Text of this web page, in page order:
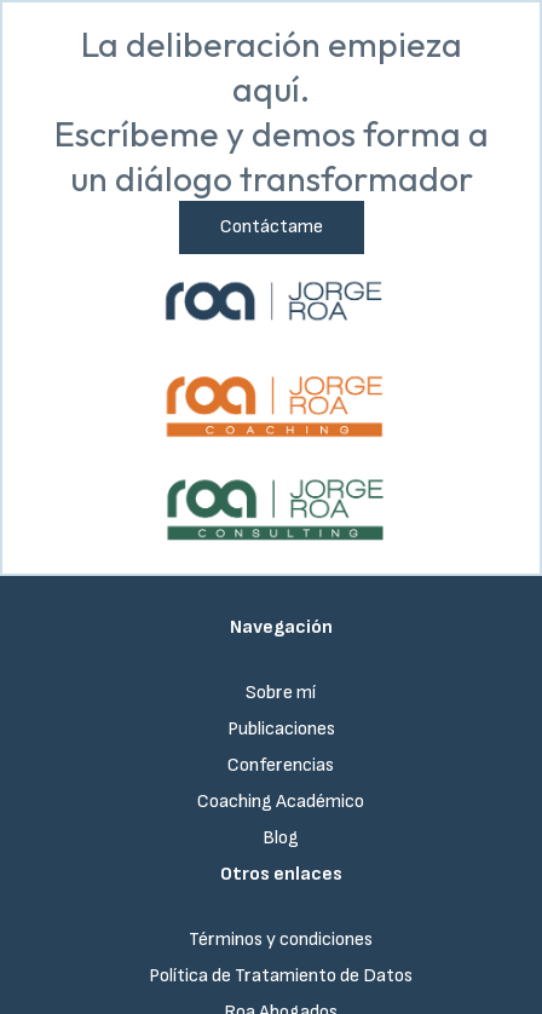
La deliberación empieza
aquí.
Escríbeme y demos forma a
un diálogo transformador
Contáctame
Navegación
Sobre mí
Publicaciones
Conferencias
Coaching Académico
Blog
Otros enlaces
Términos y condiciones
Política de Tratamiento de Datos